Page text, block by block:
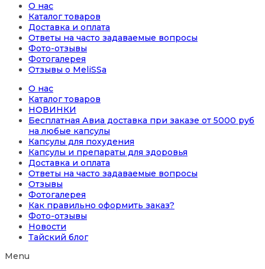
О нас
Каталог товаров
Доставка и оплата
Ответы на часто задаваемые вопросы
Фото-отзывы
Фотогалерея
Отзывы о MeliSSa
О нас
Каталог товаров
НОВИНКИ
Бесплатная Авиа доставка при заказе от 5000 руб
на любые капсулы
Капсулы для похудения
Капсулы и препараты для здоровья
Доставка и оплата
Ответы на часто задаваемые вопросы
Отзывы
Фотогалерея
Как правильно оформить заказ?
Фото-отзывы
Новости
Тайский блог
Menu